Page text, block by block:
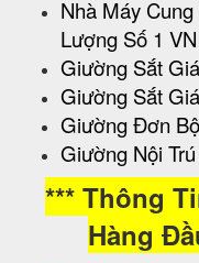
Nhà Máy
Lượng Số 1 VN
Giường Sắt
Giường Sắt
Giường Đơn
Giường Nội
*** Thông
Hàng